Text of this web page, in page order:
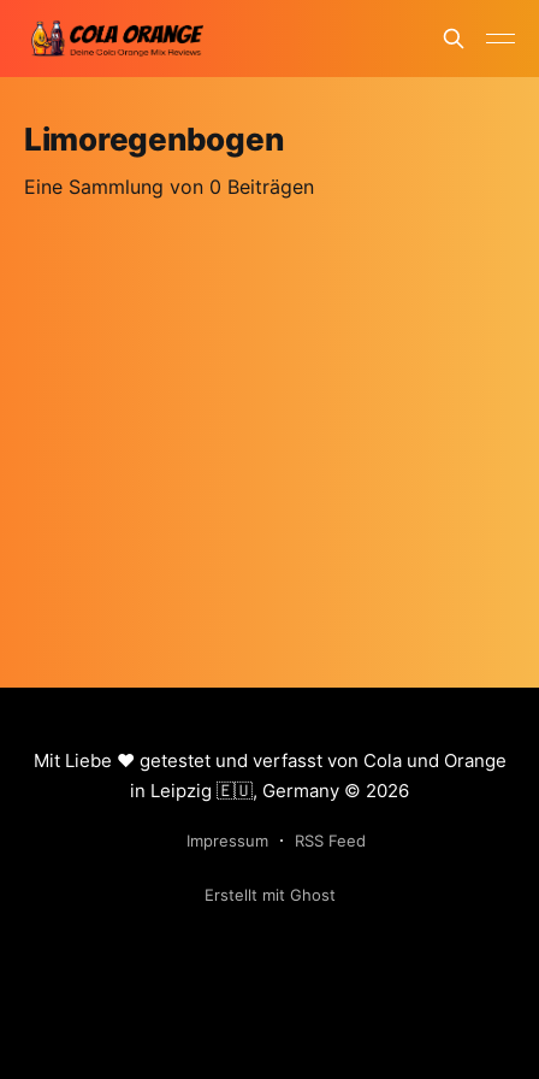
Limoregenbogen
Eine Sammlung von 0 Beiträgen
Mit Liebe ❤️ getestet und verfasst von Cola und Orange
in Leipzig 🇪🇺, Germany © 2026
Impressum RSS Feed
Erstellt mit Ghost